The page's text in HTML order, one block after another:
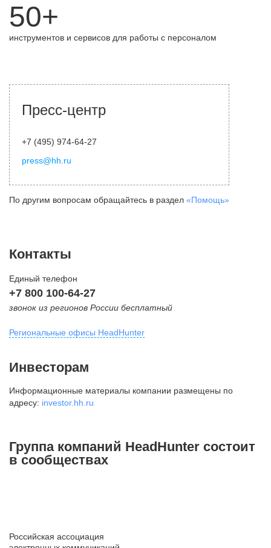
50+
инструментов и сервисов для работы с персоналом
Пресс-центр
+7 (495) 974-64-27
press@hh.ru
По другим вопросам обращайтесь в раздел «Помощь»
Контакты
Единый телефон
+7 800 100-64-27
звонок из регионов России бесплатный
Региональные офисы HeadHunter
внутригородская территория
Муниципальный округ Тверской,
2-я Брестская ул., д. 48,
+7 495 980-64-27
ул. Жуковского, д. 19, особняк
Инвесторам
Информационные материалы компании размещены по
адресу: investor.hh.ru
Группа компаний HeadHunter состоит
в сообществах
Российская ассоциация